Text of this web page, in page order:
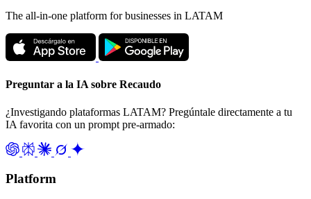
The all-in-one platform for businesses in LATAM
Preguntar a la IA sobre Recaudo
¿Investigando plataformas LATAM? Pregúntale directamente a tu
IA favorita con un prompt pre-armado:
Platform